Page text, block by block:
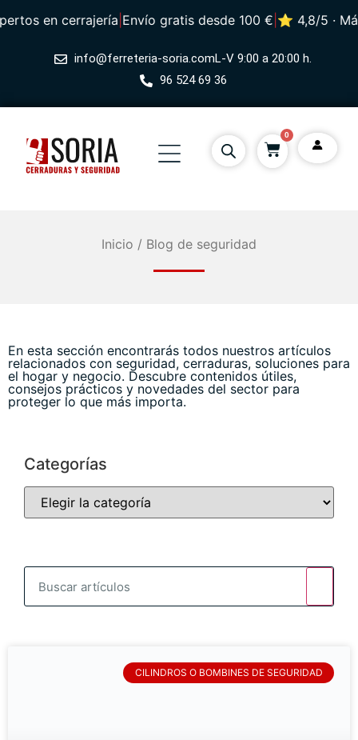
en cerrajería|Envío gratis desde 100 €| ⭐ 4,8/5 · Más
info@ferreteria-soria.comL-V 9:00 a 20:00 h.
96 524 69 36
0
Inicio / Blog de seguridad
En esta sección encontrarás todos nuestros artículos
relacionados con seguridad, cerraduras, soluciones para
el hogar y negocio. Descubre contenidos útiles,
consejos prácticos y novedades del sector para
proteger lo que más importa.
Categorías
CILINDROS O BOMBINES DE SEGURIDAD